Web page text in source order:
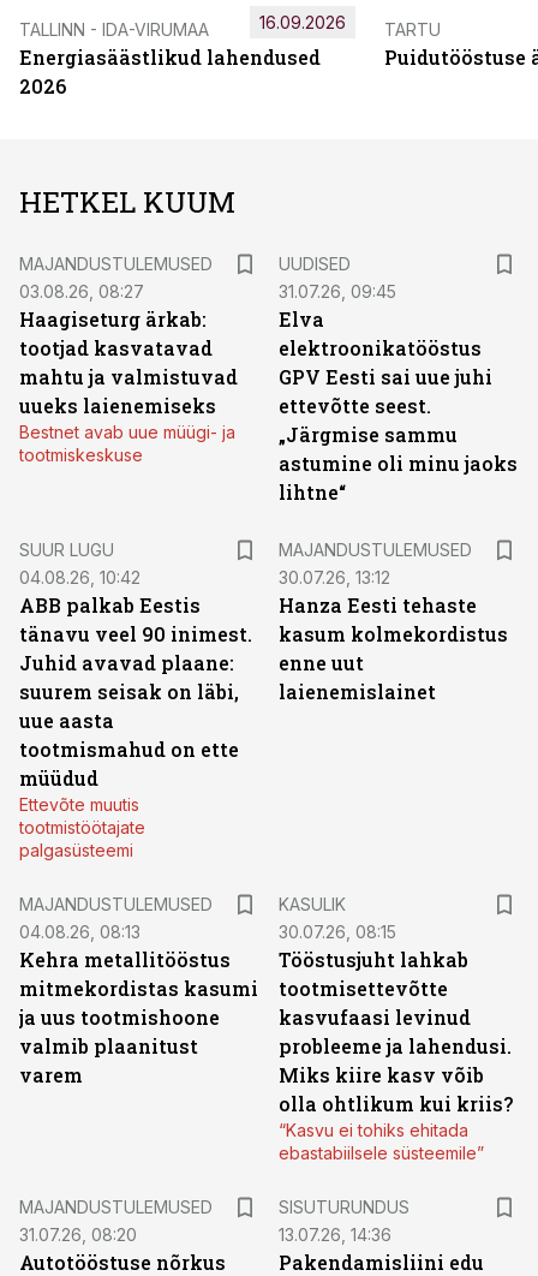
TALLINN - IDA-VIRUMAA
Energiasäästlikud lahendused
2026
16.09.2026 TARTU
Puidutööstuse
HETKEL KUUM
MAJANDUSTULEMUSED
03.08.26, 08:27
Haagiseturg ärkab:
tootjad kasvatavad
mahtu ja valmistuvad
uueks laienemiseks
Bestnet avab uue müügi- ja
tootmiskeskuse
UUDISED
31.07.26, 09:45
Elva
elektroonikatööstus
GPV Eesti sai uue juhi
ettevõtte seest.
„Järgmise sammu
astumine oli minu jaoks
lihtne“
SUUR LUGU
04.08.26, 10:42
ABB palkab Eestis
tänavu veel 90 inimest.
Juhid avavad plaane:
suurem seisak on läbi,
uue aasta
tootmismahud on ette
müüdud
Ettevõte muutis
tootmistöötajate
palgasüsteemi
MAJANDUSTULEMUSED
30.07.26, 13:12
Hanza Eesti tehaste
kasum kolmekordistus
enne uut
laienemislainet
MAJANDUSTULEMUSED
04.08.26, 08:13
Kehra metallitööstus
mitmekordistas kasumi
ja uus tootmishoone
valmib plaanitust
varem
KASULIK
30.07.26, 08:15
Tööstusjuht lahkab
tootmisettevõtte
kasvufaasi levinud
probleeme ja lahendusi.
Miks kiire kasv võib
olla ohtlikum kui kriis?
“Kasvu ei tohiks ehitada
ebastabiilsele süsteemile”
MAJANDUSTULEMUSED
31.07.26, 08:20
Autotööstuse nõrkus
SISUTURUNDUS
13.07.26, 14:36
Pakendamisliini edu